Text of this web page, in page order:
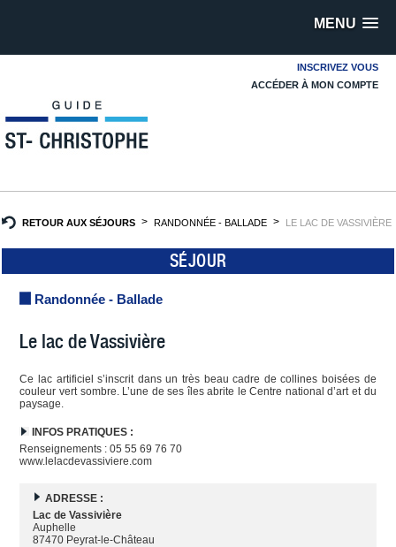
MENU
INSCRIVEZ VOUS
ACCÉDER À MON COMPTE
RETOUR AUX SÉJOURS RANDONNÉE - BALLADE LE LAC DE VASSIVIÈRE
SÉJOUR
Randonnée - Ballade
Le lac de Vassivière
Ce lac artificiel s’inscrit dans un très beau cadre de collines boisées de
couleur vert sombre. L’une de ses îles abrite le Centre national d’art et du
paysage.
INFOS PRATIQUES :
Renseignements : 05 55 69 76 70
www.lelacdevassiviere.com
ADRESSE :
Lac de Vassivière
Auphelle
87470 Peyrat-le-Château